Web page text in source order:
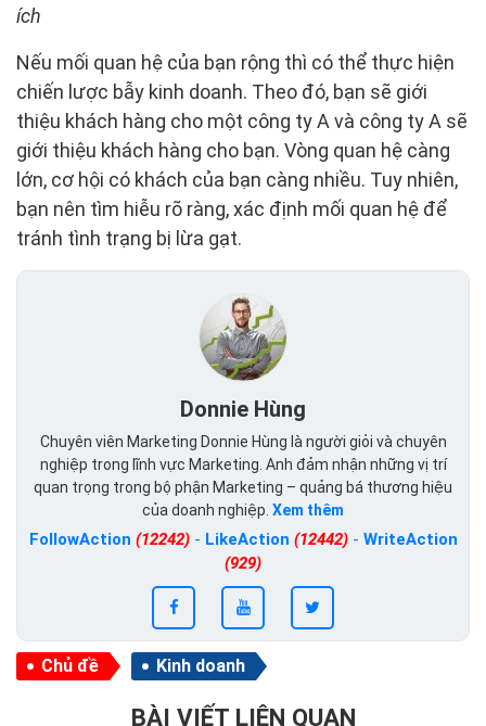
ích
Nếu mối quan hệ của bạn rộng thì có thể thực hiện
chiến lược bẫy kinh doanh. Theo đó, bạn sẽ giới
thiệu khách hàng cho một công ty A và công ty A sẽ
giới thiệu khách hàng cho bạn. Vòng quan hệ càng
lớn, cơ hội có khách của bạn càng nhiều. Tuy nhiên,
bạn nên tìm hiễu rõ ràng, xác định mối quan hệ để
tránh tình trạng bị lừa gạt.
Donnie Hùng
Chuyên viên Marketing Donnie Hùng là người giỏi và chuyên
nghiệp trong lĩnh vực Marketing. Anh đảm nhận những vị trí
quan trọng trong bộ phận Marketing – quảng bá thương hiệu
của doanh nghiệp. Xem thêm
FollowAction (12242)- LikeAction (12442)- WriteAction
(929)
Chủ đề Kinh doanh
BÀI VIẾT LIÊN QUAN